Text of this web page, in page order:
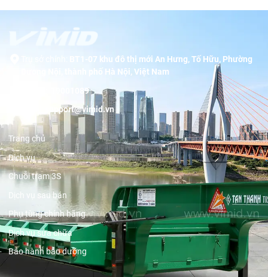
BT1-07 khu đô thị mới An Hưng, Tố Hữu, Phường
Dương Nội, thành phố Hà Nội, Việt Nam
19001089
support@vimid.vn
Trang chủ
Dịch vụ
Chuỗi trạm 3S
Dịch vụ sau bán
Phụ tùng chính hãng
Dịch vụ sửa chữa
Bảo hành bảo dưỡng